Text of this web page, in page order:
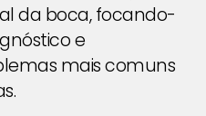
da boca, focando-
e
mais comuns